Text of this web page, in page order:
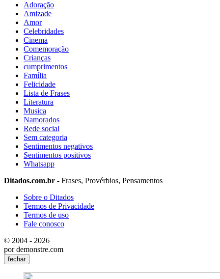
Adoração
Amizade
Amor
Celebridades
Cinema
Comemoração
Crianças
cumprimentos
Família
Felicidade
Lista de Frases
Literatura
Musica
Namorados
Rede social
Sem categoria
Sentimentos negativos
Sentimentos positivos
Whatsapp
Ditados.com.br - Frases, Provérbios, Pensamentos
Sobre o Ditados
Termos de Privacidade
Termos de uso
Fale conosco
© 2004 - 2026
por demonstre.com
fechar